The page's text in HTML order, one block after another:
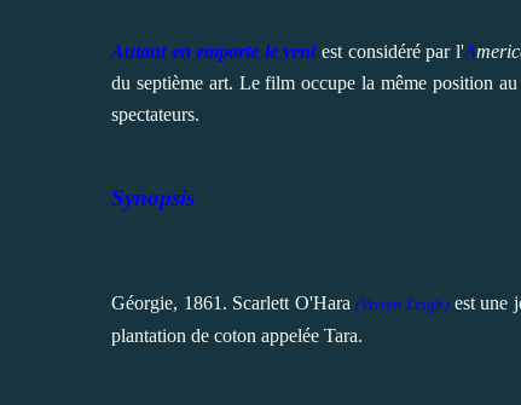
Autant en emporte le ventest considéré par l'A
du septième art. Le film occupe la même position
spectateurs.
Synopsis
Géorgie, 1861. Scarlett O'Hara(Vivien Leigh) est une
plantation de coton appelée Tara.